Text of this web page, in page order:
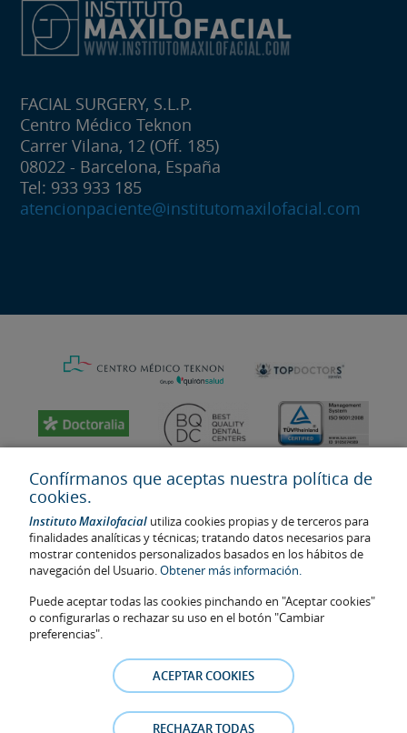
FACIAL SURGERY, S.L.P.
Centro Médico Teknon
Carrer Vilana, 12 (Off. 185)
08022 - Barcelona, España
Tel: 933 933 185
atencionpaciente@institutomaxilofacial.com
Última actualización: 2023
No. de autorización de centro sanitario: E08646940
La información presente en la web no reemplaza sino complementa
la relación médico-paciente. En caso de duda, consulte con el
médico de referencia. Las fotos y los testimonios de los pacientes
consentimiento y se retirarán en cualquier momento a petición de
Confírmanos que aceptas nuestra política de
cookies.
Instituto Maxilofacial utiliza cookies propias y de terceros para
finalidades analíticas y técnicas; tratando datos necesarios para
mostrar contenidos personalizados basados en los hábitos de
navegación del Usuario.Obtener más información.
Puede aceptar todas las cookies pinchando en "Aceptar cookies"
o configurarlas o rechazar su uso en el botón "Cambiar
preferencias".
ACEPTAR COOKIES
RECHAZAR TODAS